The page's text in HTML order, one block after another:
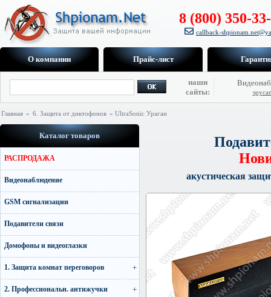
8 (800) 350-
callback-
О компании Прайс-лист
наши
сайты:
Главная » 6. Защита от диктофонов » UltraSonic Ураган
Каталог товаров
РАСПРОДАЖА
Видеонаблюдение
GSM сигнализации
Подавители связи
Домофоны и видеоглазки
1. Защита комнат переговоров
2. Профессиональн. антижучки
акустическая